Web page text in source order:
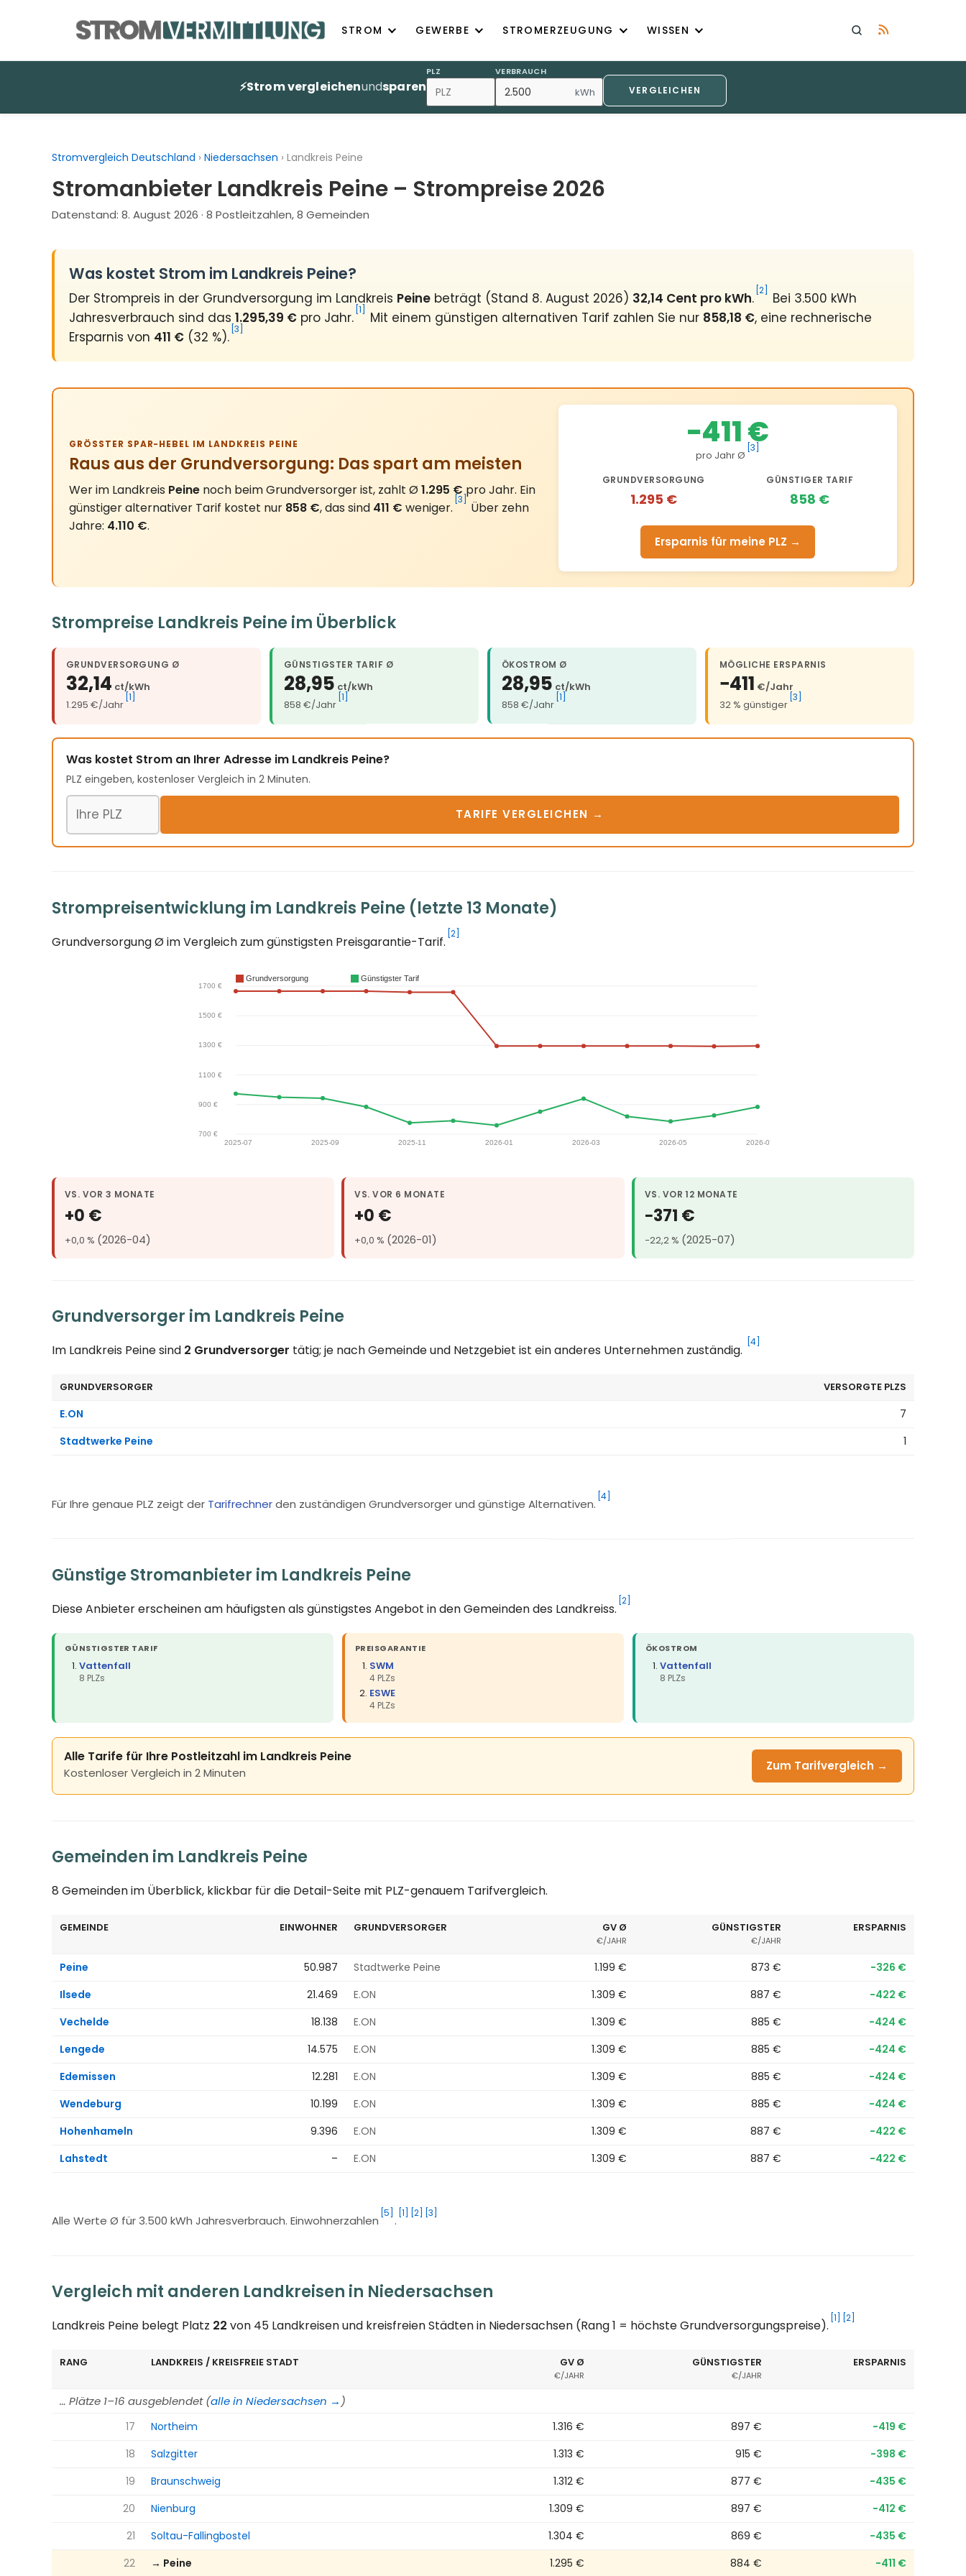
STROM GEWERBE STROMERZEUGUNG WISSEN
⚡Strom vergleichenundsparen
PLZ VERBRAUCH
kWh VERGLEICHEN
Stromvergleich Deutschland › Niedersachsen › Landkreis Peine
Stromanbieter Landkreis Peine – Strompreise 2026
Datenstand: 8. August 2026 · 8 Postleitzahlen, 8 Gemeinden
Was kostet Strom im Landkreis Peine?
Der Strompreis in der Grundversorgung im Landkreis Peine beträgt (Stand 8. August 2026) 32,14 Cent pro kWh. [2]
Bei 3.500 kWh
Jahresverbrauch sind das 1.295,39 € pro Jahr. [1] Mit einem günstigen alternativen Tarif zahlen Sie nur 858,18 €, eine rechnerische
Ersparnis von 411 € (32 %). [3]
GRÖSSTER SPAR-HEBEL IM LANDKREIS PEINE
Raus aus der Grundversorgung: Das spart am meisten
Wer im Landkreis Peine noch beim Grundversorger ist, zahlt Ø1.295 €pro Jahr. Ein
günstiger alternativer Tarif kostet nur 858 €, das sind 411 € weniger. [3] Über zehn
Jahre: 4.110 €.
−411 €
pro Jahr Ø
[3]
GRUNDVERSORGUNG
1.295 €
GÜNSTIGER TARIF
858 €
Ersparnis für meine PLZ →
Strompreise Landkreis Peine im Überblick
GRUNDVERSORGUNG Ø
32,14 ct/kWh
1.295 €/Jahr
[1]
GÜNSTIGSTER TARIF Ø
28,95 ct/kWh
858 €/Jahr
[1]
ÖKOSTROM Ø
28,95 ct/kWh
858 €/Jahr
[1]
MÖGLICHE ERSPARNIS
−411 €/Jahr
32 % günstiger
[3]
Was kostet Strom an Ihrer Adresse im Landkreis Peine?
PLZ eingeben, kostenloser Vergleich in 2 Minuten.
Postleitzahl
TARIFE VERGLEICHEN →
Strompreisentwicklung im Landkreis Peine (letzte 13 Monate)
Grundversorgung Ø im Vergleich zum günstigsten Preisgarantie-Tarif. [2]
VS. VOR 3 MONATE
+0 €
+0,0 % (2026-04)
VS. VOR 6 MONATE
+0 €
+0,0 % (2026-01)
VS. VOR 12 MONATE
−371 €
−22,2 % (2025-07)
Grundversorger im Landkreis Peine
Im Landkreis Peine sind 2 Grundversorger tätig; je nach Gemeinde und Netzgebiet ist ein anderes Unternehmen zuständig. [4]
GRUNDVERSORGER VERSORGTE PLZS
E.ON
7
Stadtwerke Peine
1
Für Ihre genaue PLZ zeigt der Tarifrechnerden zuständigen Grundversorger und günstige Alternativen.
[4]
Günstige Stromanbieter im Landkreis Peine
Diese Anbieter erscheinen am häufigsten als günstigstes Angebot in den Gemeinden des Landkreiss. [2]
GÜNSTIGSTER TARIF
Vattenfall
8 PLZs
PREISGARANTIE
SWM
4 PLZs
ESWE
4 PLZs
ÖKOSTROM
Vattenfall
8 PLZs
Alle Tarife für Ihre Postleitzahl im Landkreis Peine
Kostenloser Vergleich in 2 Minuten Zum Tarifvergleich →
Gemeinden im Landkreis Peine
8 Gemeinden im Überblick, klickbar für die Detail-Seite mit PLZ-genauem Tarifvergleich.
GEMEINDE EINWOHNER GRUNDVERSORGER GV Ø
€/JAHR
GÜNSTIGSTER
€/JAHR
ERSPARNIS
Peine 50.987 Stadtwerke Peine 1.199 € 873 €
−326 €
Ilsede
21.469 E.ON 1.309 € 887 €
−422 €
Vechelde
18.138 E.ON 1.309 € 885 €
−424 €
Lengede
14.575 E.ON 1.309 € 885 €
−424 €
Edemissen
12.281 E.ON 1.309 € 885 €
−424 €
Wendeburg
10.199 E.ON 1.309 € 885 €
−424 €
Hohenhameln
9.396 E.ON 1.309 € 887 €
−422 €
Lahstedt
– E.ON 1.309 € 887 € −422 €
Alle Werte Ø für 3.500 kWh Jahresverbrauch. Einwohnerzahlen
[5]
.
[1] [2] [3]
Vergleich mit anderen Landkreisen in Niedersachsen
Landkreis Peine belegt Platz 22 von 45 Landkreisen und kreisfreien Städten in Niedersachsen (Rang 1 = höchste Grundversorgungspreise). [1] [2]
RANG LANDKREIS / KREISFREIE STADT GV Ø
€/JAHR
GÜNSTIGSTER
€/JAHR
ERSPARNIS
… Plätze 1–16 ausgeblendet (alle in Niedersachsen →)
17 Northeim 1.316 € 897 €
−419 €
18
Salzgitter 1.313 € 915 €
−398 €
19
Braunschweig 1.312 € 877 €
−435 €
20
Nienburg 1.309 € 897 €
−412 €
21
Soltau-Fallingbostel 1.304 € 869 €
−435 €
22
→ Peine 1.295 € 884 € −411 €